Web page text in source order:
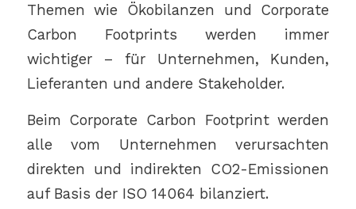
Themen wie Ökobilanzen und Corporate
Carbon Footprints werden immer
wichtiger – für Unternehmen, Kunden,
Lieferanten und andere Stakeholder.
Beim Corporate Carbon Footprint werden
alle vom Unternehmen verursachten
direkten und indirekten CO2-Emissionen
auf Basis der ISO 14064 bilanziert.